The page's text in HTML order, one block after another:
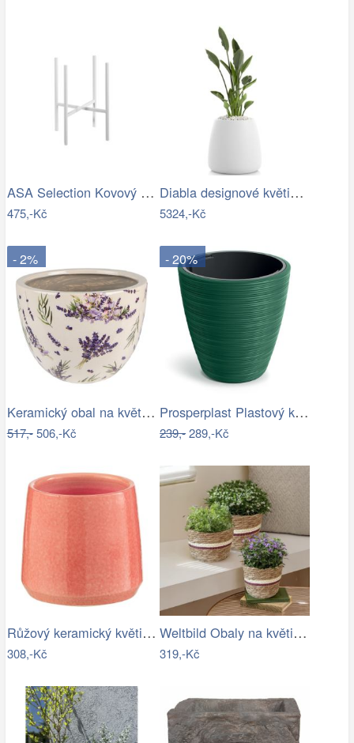
ASA Selection Kovový stojan na květináč…
475,-Kč
Diabla designové květináče Gobi 1
5324,-Kč
- 2%
Keramický obal na květináč s levandulí…
517,-506,-Kč
- 20%
Prosperplast Plastový květináč Venas…
239,-289,-Kč
Růžový keramický květináč J-line Asol…
308,-Kč
Weltbild Obaly na květináče z mořské…
319,-Kč